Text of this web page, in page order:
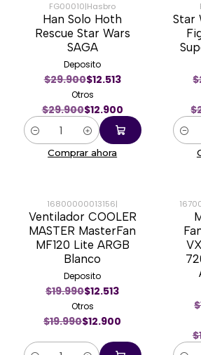
-57%
FG00010|Hasbro
Han Solo Hoth
Rescue Star Wars
SAGA
Deposito
$29.900$12.513
Otros
$29.900$12.900
Cantidad
Comprar ahora
-
Star
-35%
16800000013156|
Ventilador COOLER
MASTER MasterFan
MF120 Lite ARGB
Blanco
Deposito
$19.990$12.513
Otros
$19.990$12.900
-